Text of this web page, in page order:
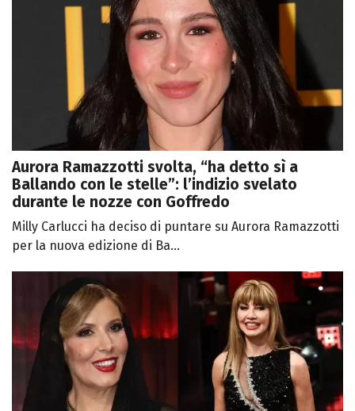
Aurora Ramazzotti svolta, “ha detto sì a
Ballando con le stelle”: l’indizio svelato
durante le nozze con Goffredo
Milly Carlucci ha deciso di puntare su Aurora Ramazzotti
per la nuova edizione di Ba...